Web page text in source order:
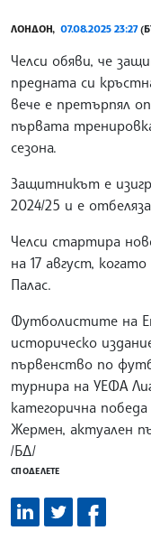
ЛОНДОН, 07.08.2025 23:27
Челси обяви, че
предната си
вече е претърпял
първата
сезона.
Защитникът е
2024/25 и е
Челси стартира
на 17 август,
Палас.
Футболистите на
историческо
първенство по
турнира на УЕФА
категорична
Жермен, актуален
/БД/
СПОДЕЛЕТЕ